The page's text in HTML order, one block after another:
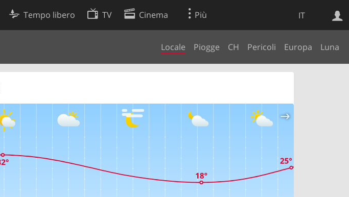
IT
Tempo libero TV Cinema Più
Locale Piogge CH Pericoli Europa Luna
Ricerca Web
Preferenze cookie